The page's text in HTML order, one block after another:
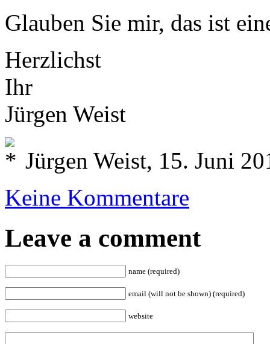
Glauben Sie mir, das ist
Herzlichst
Ihr
Jürgen Weist
Jürgen Weist, 15. Juni
Keine Kommentare
Leave a comment
name (required)
email (will not be shown) (required)
website